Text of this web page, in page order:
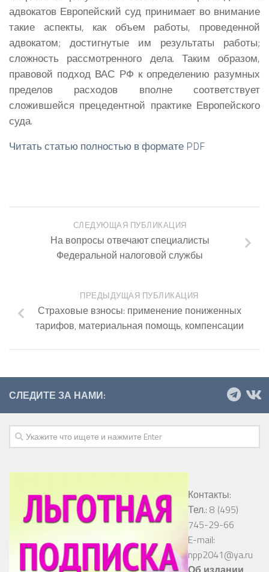
адвокатов Европейский суд принимает во внимание
такие аспекты, как объем работы, проведенной
адвокатом; достигнутые им результаты работы;
сложность рассмотренного дела. Таким образом,
правовой подход ВАС РФ к определению разумных
пределов расходов вполне соответствует
сложившейся прецедентной практике Европейского
суда.
Читать статью полностью в формате PDF
СЛЕДУЮЩАЯ ПУБЛИКАЦИЯ
На вопросы отвечают специалисты
Федеральной налоговой службы
ПРЕДЫДУЩАЯ ПУБЛИКАЦИЯ
Страховые взносы: применение пониженных
тарифов, материальная помощь, компенсации
СЛЕДИТЕ ЗА НАМИ:
Контакты:
Тел.: 8 (495)
745-29-66
E-mail:
npp2041@ya.ru